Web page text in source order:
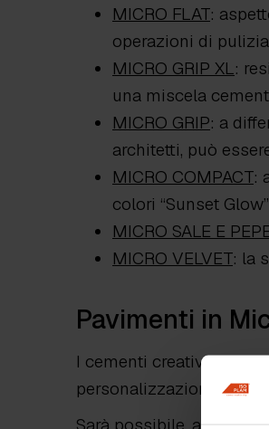
MICRO FLAT:
operazioni di
MICRO GRIP XL:
una miscela
MICRO GRIP: a
architetti, può
MICRO COMPACT:
colori “Sunset
MICRO SALE E
MICRO VELVET: la
Pavimenti in
I cementi creativi,
personalizzazione.